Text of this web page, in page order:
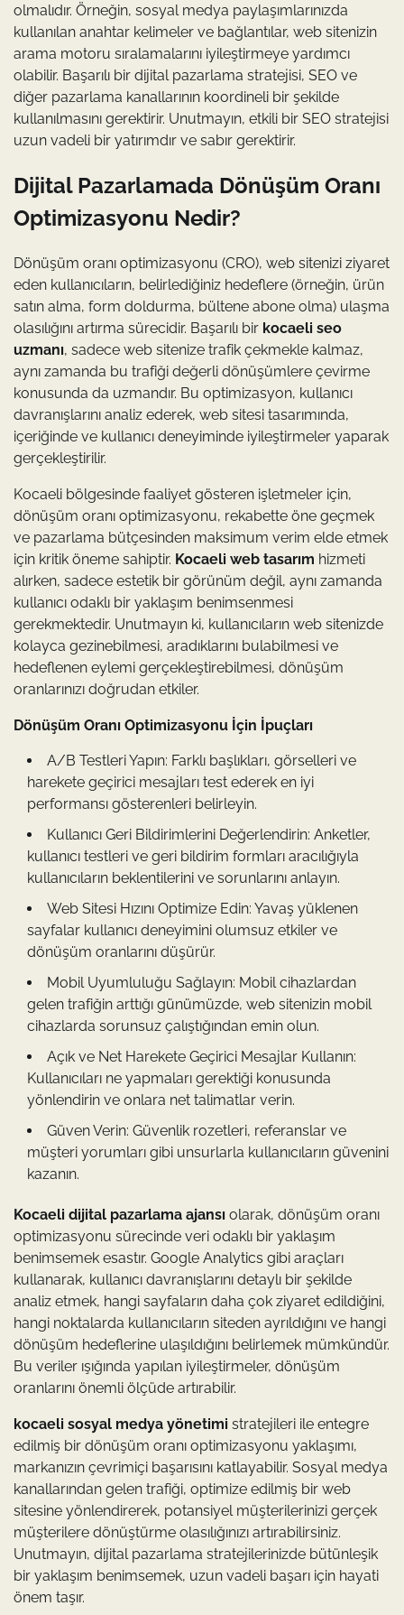
olmalıdır. Örneğin, sosyal medya paylaşımlarınızda
kullanılan anahtar kelimeler ve bağlantılar, web sitenizin
arama motoru sıralamalarını iyileştirmeye yardımcı
olabilir. Başarılı bir dijital pazarlama stratejisi, SEO ve
diğer pazarlama kanallarının koordineli bir şekilde
kullanılmasını gerektirir. Unutmayın, etkili bir SEO stratejisi
uzun vadeli bir yatırımdır ve sabır gerektirir.
Dijital Pazarlamada Dönüşüm Oranı
Optimizasyonu Nedir?
Dönüşüm oranı optimizasyonu (CRO), web sitenizi ziyaret
eden kullanıcıların, belirlediğiniz hedeflere (örneğin, ürün
satın alma, form doldurma, bültene abone olma) ulaşma
olasılığını artırma sürecidir. Başarılı bir kocaeli seo
uzmanı, sadece web sitenize trafik çekmekle kalmaz,
aynı zamanda bu trafiği değerli dönüşümlere çevirme
konusunda da uzmandır. Bu optimizasyon, kullanıcı
davranışlarını analiz ederek, web sitesi tasarımında,
içeriğinde ve kullanıcı deneyiminde iyileştirmeler yaparak
gerçekleştirilir.
Kocaeli bölgesinde faaliyet gösteren işletmeler için,
dönüşüm oranı optimizasyonu, rekabette öne geçmek
ve pazarlama bütçesinden maksimum verim elde etmek
için kritik öneme sahiptir. Kocaeli web tasarım hizmeti
alırken, sadece estetik bir görünüm değil, aynı zamanda
kullanıcı odaklı bir yaklaşım benimsenmesi
gerekmektedir. Unutmayın ki, kullanıcıların web sitenizde
kolayca gezinebilmesi, aradıklarını bulabilmesi ve
hedeflenen eylemi gerçekleştirebilmesi, dönüşüm
oranlarınızı doğrudan etkiler.
Dönüşüm Oranı Optimizasyonu İçin İpuçları
A/B Testleri Yapın: Farklı başlıkları, görselleri ve
harekete geçirici mesajları test ederek en iyi
performansı gösterenleri belirleyin.
Kullanıcı Geri Bildirimlerini Değerlendirin: Anketler,
kullanıcı testleri ve geri bildirim formları aracılığıyla
kullanıcıların beklentilerini ve sorunlarını anlayın.
Web Sitesi Hızını Optimize Edin: Yavaş yüklenen
sayfalar kullanıcı deneyimini olumsuz etkiler ve
dönüşüm oranlarını düşürür.
Mobil Uyumluluğu Sağlayın: Mobil cihazlardan
gelen trafiğin arttığı günümüzde, web sitenizin mobil
cihazlarda sorunsuz çalıştığından emin olun.
Açık ve Net Harekete Geçirici Mesajlar Kullanın:
Kullanıcıları ne yapmaları gerektiği konusunda
yönlendirin ve onlara net talimatlar verin.
Güven Verin: Güvenlik rozetleri, referanslar ve
müşteri yorumları gibi unsurlarla kullanıcıların güvenini
kazanın.
Kocaeli dijital pazarlama ajansı olarak, dönüşüm oranı
optimizasyonu sürecinde veri odaklı bir yaklaşım
benimsemek esastır. Google Analytics gibi araçları
kullanarak, kullanıcı davranışlarını detaylı bir şekilde
analiz etmek, hangi sayfaların daha çok ziyaret edildiğini,
hangi noktalarda kullanıcıların siteden ayrıldığını ve hangi
dönüşüm hedeflerine ulaşıldığını belirlemek mümkündür.
Bu veriler ışığında yapılan iyileştirmeler, dönüşüm
oranlarını önemli ölçüde artırabilir.
kocaeli sosyal medya yönetimi stratejileri ile entegre
edilmiş bir dönüşüm oranı optimizasyonu yaklaşımı,
markanızın çevrimiçi başarısını katlayabilir. Sosyal medya
kanallarından gelen trafiği, optimize edilmiş bir web
sitesine yönlendirerek, potansiyel müşterilerinizi gerçek
müşterilere dönüştürme olasılığınızı artırabilirsiniz.
Unutmayın, dijital pazarlama stratejilerinizde bütünleşik
bir yaklaşım benimsemek, uzun vadeli başarı için hayati
önem taşır.